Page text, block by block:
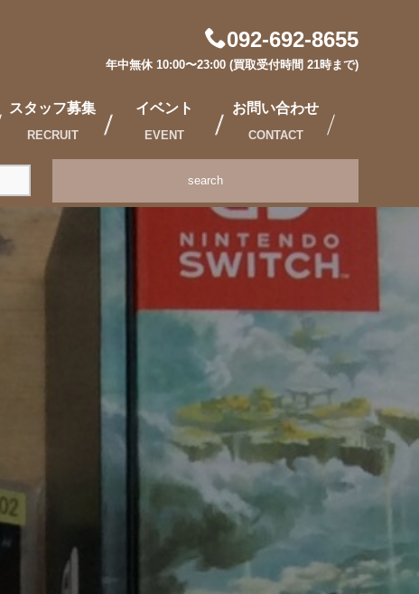
092-692-8655
年中無休 10:00〜23:00 (買取受付時間 21時まで)
スタッフ募集
RECRUIT
イベント
EVENT
お問い合わせ
CONTACT
search